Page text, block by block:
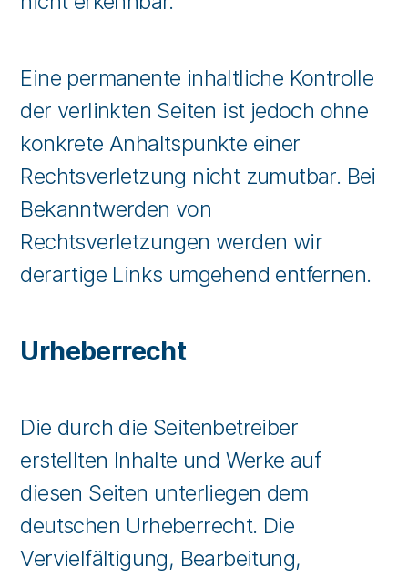
Eine permanente inhaltliche Kontrolle
der verlinkten Seiten ist jedoch ohne
konkrete Anhaltspunkte einer
Rechtsverletzung nicht zumutbar. Bei
Bekanntwerden von
Rechtsverletzungen werden wir
derartige Links umgehend entfernen.
Urheberrecht
Die durch die Seitenbetreiber
erstellten Inhalte und Werke auf
diesen Seiten unterliegen dem
deutschen Urheberrecht. Die
Vervielfältigung, Bearbeitung,